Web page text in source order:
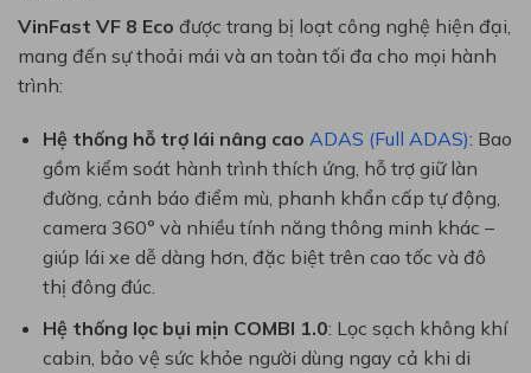
VinFast VF 8 Eco được trang bị loạt công nghệ hiện đại,
mang đến sự thoải mái và an toàn tối đa cho mọi hành
trình:
Hệ thống hỗ trợ lái nâng cao ADAS (Full ADAS): Bao
gồm kiểm soát hành trình thích ứng, hỗ trợ giữ làn
đường, cảnh báo điểm mù, phanh khẩn cấp tự động,
camera 360° và nhiều tính năng thông minh khác –
giúp lái xe dễ dàng hơn, đặc biệt trên cao tốc và đô
thị đông đúc.
Hệ thống lọc bụi mịn COMBI 1.0: Lọc sạch không khí
cabin, bảo vệ sức khỏe người dùng ngay cả khi di